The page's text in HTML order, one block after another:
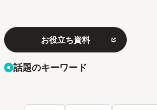
お役立ち資料
話題のキーワード